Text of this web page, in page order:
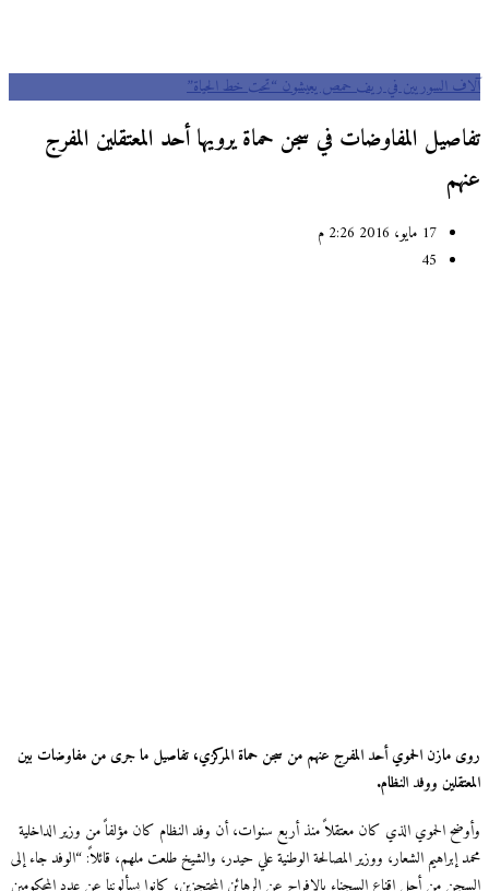
السوريين في ريف حمص يعيشون “تحت خط الحياة”
المفاوضات في سجن حماة يرويها أحد المعتقلين المفرج
17 مايو، 2016 2:26 م
45
مازن الحموي أحد المفرج عنهم من سجن حماة المركزي، تفاصيل ما جرى من مفاوضات بين
ووفد النظام.
الحموي الذي كان معتقلاً منذ أربع سنوات، أن وفد النظام كان مؤلفاً من وزير الداخلية
إبراهيم الشعار، ووزير المصالحة الوطنية علي حيدر، والشيخ طلعت ملهم، قائلاً: “الوفد جاء إلى